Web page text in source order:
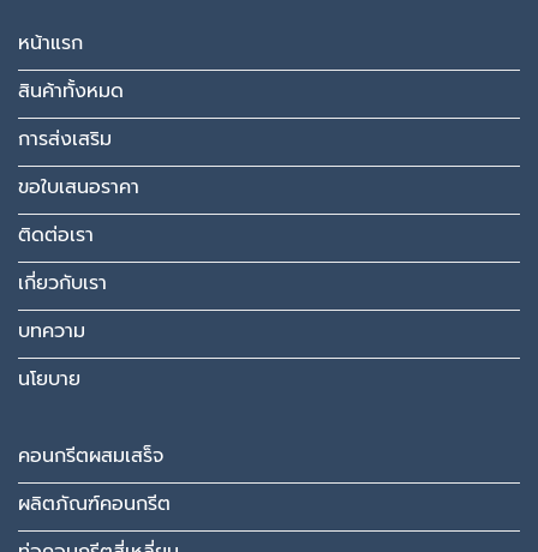
หน้าแรก
สินค้าทั้งหมด
การส่งเสริม
ขอใบเสนอราคา
ติดต่อเรา
เกี่ยวกับเรา
บทความ
นโยบาย
คอนกรีตผสมเสร็จ
ผลิตภัณฑ์คอนกรีต